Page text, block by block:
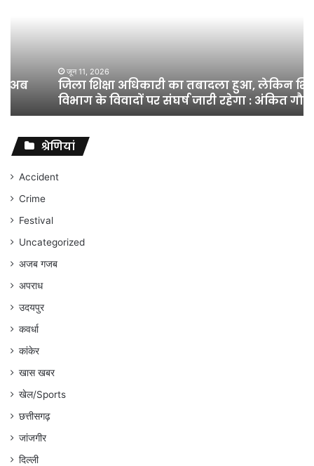
विभाग
विवादों
संघर्ष
जारी
रहेगा
अंकित
गौरहा
जून 11, 2026
जिला शिक्षा अधिकारी का तबादला हुआ, लेकिन शिक्षा
विभाग के विवादों पर संघर्ष जारी रहेगा : अंकित गौरहा
श्रेणियां
Accident
Crime
Festival
Uncategorized
अजब गजब
अपराध
उदयपुर
कवर्धा
कांकेर
खास खबर
खेल/Sports
छत्तीसगढ़
जांजगीर
दिल्ली